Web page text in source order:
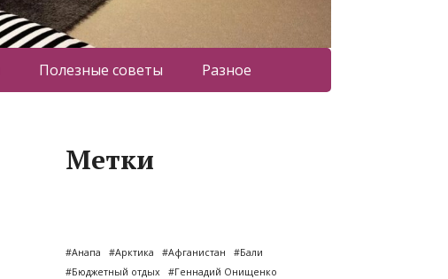
Полезные советы Разное
Метки
#Анапа #Арктика #Афганистан
#Бали
#Бюджетный отдых
#Геннадий Онищенко